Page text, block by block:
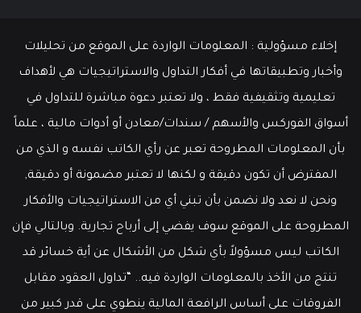
عملإخلاء مسؤولية : المعلومات الواردة على الموقع من تحليلات
وأخبار وتطبيقاتها في أفكار التداول والاستراتيجيات هي لأهداف
تعليمية وتثقيفية فقط ، ولا تعتبر دعوة مباشرة للتداول في
أسواق الفوركس والأسهم / سندات/معادن أو أدوات مالية ، علماً
بأن المعلومات المطروحة تعبر عن رأي الكاتب نفسه و الذي من
المفترض أن تكون دقيقة و لكنها لا تعتبر مضمونة أو دقيقة,
ونحن لا نعد ولا نضمن بأن تبني أي من الاستراتيجيات والأفكار
المطروحة على الموقع سوف يفضي إلى أرباح تجارية. وبالتالي فإن
الكاتب ليس مسؤولاً بأي شكل من الأشكال عن أية خسائر قد
تنتج من الأخذ بالمعلومات الواردة فيه.. “تداول العقود مقابل
الفروقات على أساس الرافعة المالية ينطوي على قدر كبير من